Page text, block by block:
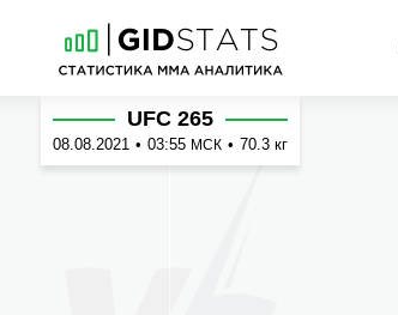
UFC 265
08.08.2021 • 03:55 МСК • 70.3 кг